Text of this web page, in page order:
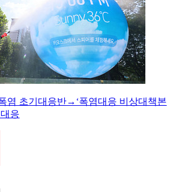
염 초기대응반→‘폭염대응 비상대책본
응